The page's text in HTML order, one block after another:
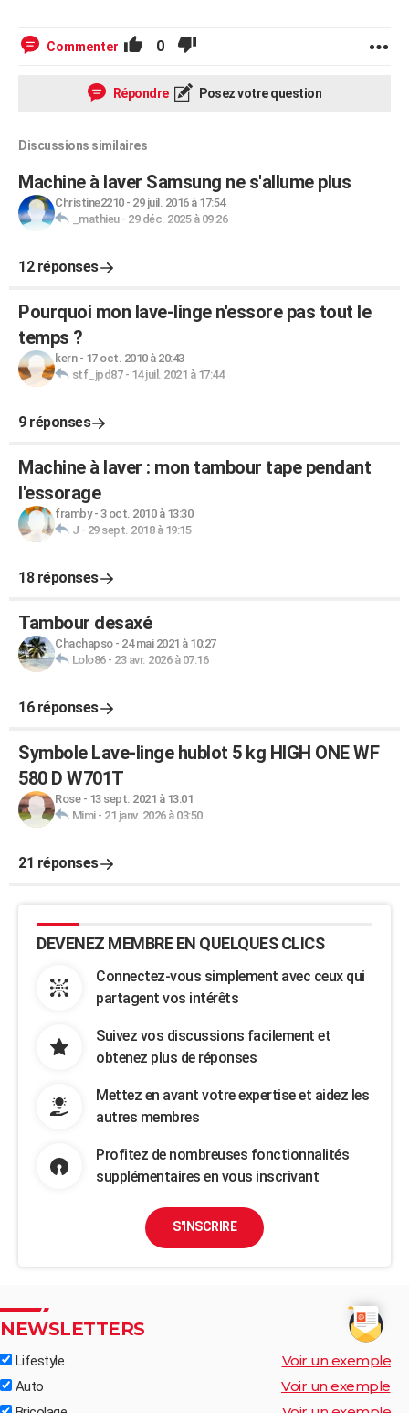
Commenter 0
Répondre Posez votre question
Discussions similaires
Machine à laver Samsung ne s'allume plus
Christine2210- 29 juil. 2016 à 17:54
_mathieu- 29 déc. 2025 à 09:26
12 réponses
Pourquoi mon lave-linge n'essore pas tout le
temps ?
kern- 17 oct. 2010 à 20:43
stf_jpd87- 14 juil. 2021 à 17:44
9 réponses
Machine à laver : mon tambour tape pendant
l'essorage
framby- 3 oct. 2010 à 13:30
J - 29 sept. 2018 à 19:15
18 réponses
Tambour desaxé
Chachapso- 24 mai 2021 à 10:27
Lolo86- 23 avr. 2026 à 07:16
16 réponses
Symbole Lave-linge hublot 5 kg HIGH ONE WF
580 D W701T
Rose- 13 sept. 2021 à 13:01
Mimi- 21 janv. 2026 à 03:50
21 réponses
DEVENEZ MEMBRE EN QUELQUES CLICS
Connectez-vous simplement avec ceux qui
partagent vos intérêts
Suivez vos discussions facilement et
obtenez plus de réponses
Mettez en avant votre expertise et aidez les
autres membres
Profitez de nombreuses fonctionnalités
supplémentaires en vous inscrivant
S'INSCRIRE
NEWSLETTERS
Lifestyle Voir un exemple
Auto Voir un exemple